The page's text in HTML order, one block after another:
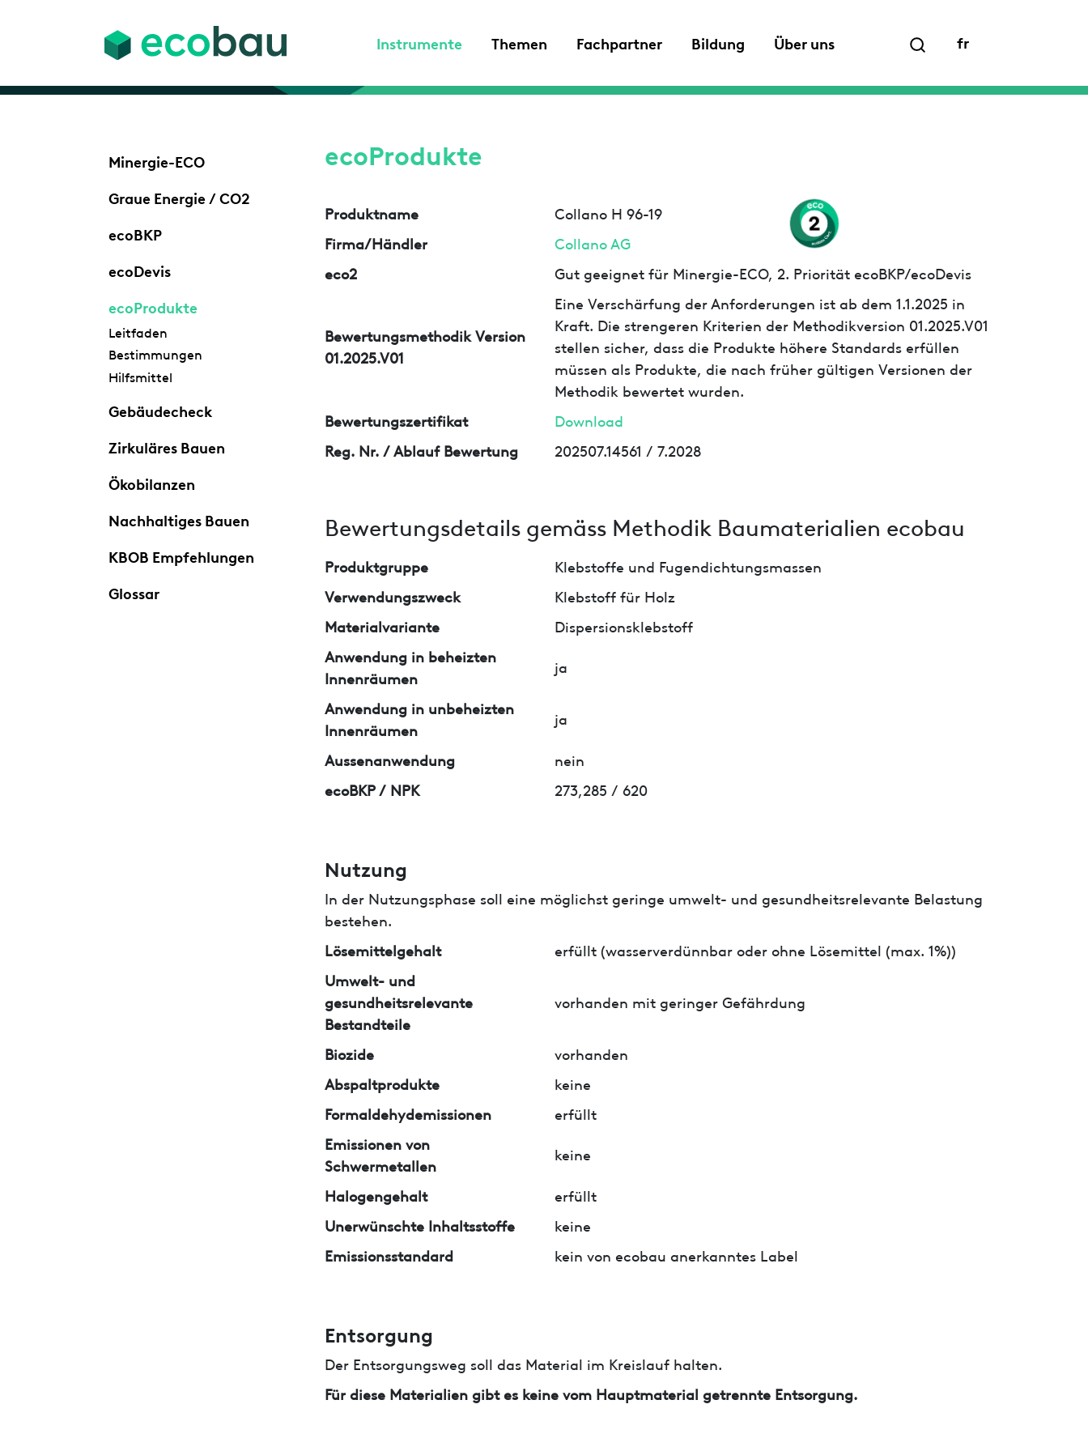
Instrumente Themen Fachpartner Bildung Über uns fr
Minergie-ECO
Graue Energie / CO2
ecoBKP
ecoDevis
ecoProdukte
Leitfaden
Bestimmungen
Hilfsmittel
Gebäudecheck
Zirkuläres Bauen
Ökobilanzen
Nachhaltiges Bauen
KBOB Empfehlungen
Glossar
ecoProdukte
Produktname
Collano H 96-19
Firma/Händler
Collano AG
eco2
Gut geeignet für Minergie-ECO, 2. Priorität ecoBKP/ecoDevis
Bewertungsmethodik Version
01.2025.V01
Eine Verschärfung der Anforderungen ist ab dem 1.1.2025 in
Kraft. Die strengeren Kriterien der Methodikversion 01.2025.V01
stellen sicher, dass die Produkte höhere Standards erfüllen
müssen als Produkte, die nach früher gültigen Versionen der
Methodik bewertet wurden.
Bewertungszertifikat
Download
Reg. Nr. / Ablauf Bewertung
202507.14561 / 7.2028
Bewertungsdetails gemäss Methodik Baumaterialien ecobau
Produktgruppe
Klebstoffe und Fugendichtungsmassen
Verwendungszweck
Klebstoff für Holz
Materialvariante
Dispersionsklebstoff
Anwendung in beheizten
Innenräumen
ja
Anwendung in unbeheizten
Innenräumen
ja
Aussenanwendung
nein
ecoBKP / NPK
273,285 / 620
Nutzung
In der Nutzungsphase soll eine möglichst geringe umwelt- und gesundheitsrelevante Belastung
bestehen.
Lösemittelgehalt
erfüllt (wasserverdünnbar oder ohne Lösemittel (max. 1%))
Umwelt- und
gesundheitsrelevante
Bestandteile
vorhanden mit geringer Gefährdung
Biozide
vorhanden
Abspaltprodukte
keine
Formaldehydemissionen
erfüllt
Emissionen von
Schwermetallen
keine
Halogengehalt
erfüllt
Unerwünschte Inhaltsstoffe
keine
Emissionsstandard
kein von ecobau anerkanntes Label
Entsorgung
Der Entsorgungsweg soll das Material im Kreislauf halten.
Für diese Materialien gibt es keine vom Hauptmaterial getrennte Entsorgung.